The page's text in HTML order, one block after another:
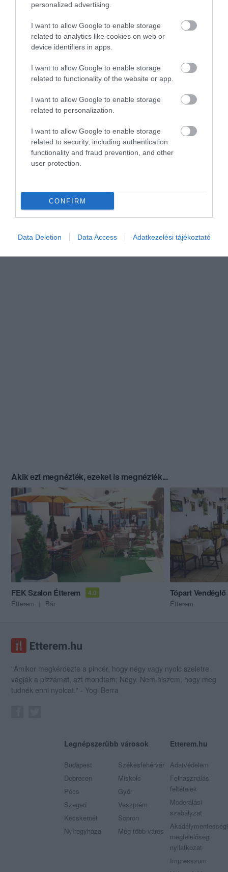
personalized advertising.
I want to allow Google to enable storage
related to analytics like cookies on web or
device identifiers in apps.
I want to allow Google to enable storage
related to functionality of the website or app.
I want to allow Google to enable storage
related to personalization.
I want to allow Google to enable storage
related to security, including authentication
functionality and fraud prevention, and other
user protection.
CONFIRM
Data Deletion Data Access Adatkezelési tájékoztató
Lang Gabor
2020. Augusztus 23.
Kellemes étterem, remek ár /
érték arány és mindezek
Jelentés
Értékeld Te is!
Értékelem
Akik ezt megnézték, ezeket is megnézték...
FEK Szalon Étterem 4.0
Étterem Bár
Tópart Vendéglő
Étterem
"Amikor megkérdezte a pincér, hogy négy vagy nyolc szeletre
vágják a pizzámat, azt mondtam; Négy. Nem hiszem, hogy meg
tudnék enni nyolcat." - Yogi Berra
Legnépszerűbb városok
Budapest
Debrecen
Pécs
Szeged
Kecskemét
Nyíregyháza
Székesfehérvár
Miskolc
Győr
Veszprém
Sopron
Még több város
Etterem.hu
Adatvédelem
Felhasználási
feltételek
Moderálási
szabályzat
Akadálymentességi
megfelelőségi
nyilatkozat
Impresszum